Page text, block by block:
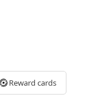
Reward cards